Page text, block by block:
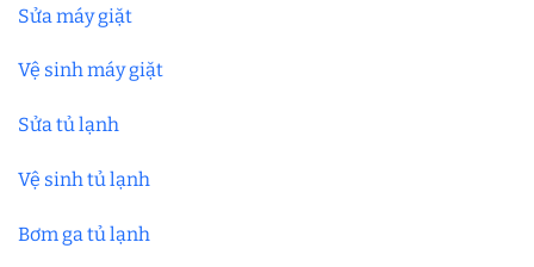
Sửa máy giặt
Vệ sinh máy giặt
Sửa tủ lạnh
Vệ sinh tủ lạnh
Bơm ga tủ lạnh